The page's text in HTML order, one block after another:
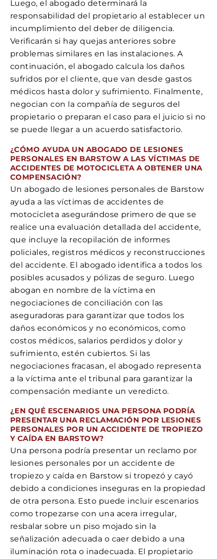
Luego, el abogado determinará la
responsabilidad del propietario al establecer un
incumplimiento del deber de diligencia.
Verificarán si hay quejas anteriores sobre
problemas similares en las instalaciones. A
continuación, el abogado calcula los daños
sufridos por el cliente, que van desde gastos
médicos hasta dolor y sufrimiento. Finalmente,
negocian con la compañía de seguros del
propietario o preparan el caso para el juicio si no
se puede llegar a un acuerdo satisfactorio.
¿CÓMO AYUDA UN ABOGADO DE LESIONES
PERSONALES EN BARSTOW A LAS VÍCTIMAS DE
ACCIDENTES DE MOTOCICLETA A OBTENER UNA
COMPENSACIÓN?
Un abogado de lesiones personales de Barstow
ayuda a las víctimas de accidentes de
motocicleta asegurándose primero de que se
realice una evaluación detallada del accidente,
que incluye la recopilación de informes
policiales, registros médicos y reconstrucciones
del accidente. El abogado identifica a todos los
posibles acusados y pólizas de seguro. Luego
abogan en nombre de la víctima en
negociaciones de conciliación con las
aseguradoras para garantizar que todos los
daños económicos y no económicos, como
costos médicos, salarios perdidos y dolor y
sufrimiento, estén cubiertos. Si las
negociaciones fracasan, el abogado representa
a la víctima ante el tribunal para garantizar la
compensación mediante un veredicto.
¿EN QUÉ ESCENARIOS UNA PERSONA PODRÍA
PRESENTAR UNA RECLAMACIÓN POR LESIONES
PERSONALES POR UN ACCIDENTE DE TROPIEZO
Y CAÍDA EN BARSTOW?
Una persona podría presentar un reclamo por
lesiones personales por un accidente de
tropiezo y caída en Barstow si tropezó y cayó
debido a condiciones inseguras en la propiedad
de otra persona. Esto puede incluir escenarios
como tropezarse con una acera irregular,
resbalar sobre un piso mojado sin la
señalización adecuada o caer debido a una
iluminación rota o inadecuada. El propietario